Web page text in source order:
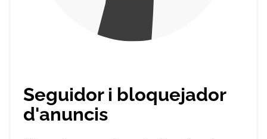
Seguidor i bloquejador
d'anuncis